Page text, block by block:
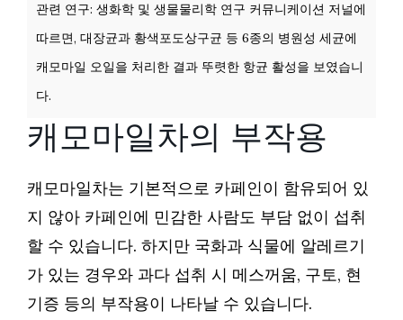
관련 연구: 생화학 및 생물물리학 연구 커뮤니케이션 저널에
따르면, 대장균과 황색포도상구균 등 6종의 병원성 세균에
캐모마일 오일을 처리한 결과 뚜렷한 항균 활성을 보였습니
다.
캐모마일차의 부작용
캐모마일차는 기본적으로 카페인이 함유되어 있
지 않아 카페인에 민감한 사람도 부담 없이 섭취
할 수 있습니다. 하지만 국화과 식물에 알레르기
가 있는 경우와 과다 섭취 시 메스꺼움, 구토, 현
기증 등의 부작용이 나타날 수 있습니다.